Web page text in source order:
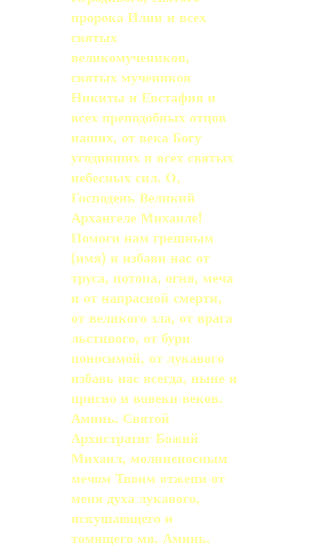
пророка Илии и всех
святых
великомучеников,
святых мучеников
Никиты и Евстафия и
всех преподобных отцов
наших, от века Богу
угодивших и всех святых
небесных сил. О,
Господень Великий
Архангеле Михаиле!
Помоги нам грешным
(имя) и избави нас от
труса, потопа, огня, меча
и от напрас­ной смерти,
от великого зла, от врага
льстивого, от бури
поносимой, от лукавого
избавь нас всегда, ныне и
присно и вовеки веков.
Аминь. Святой
Архистратиг Божий
Михаил, молниеносным
мечом Твоим отжени от
меня духа лукавого,
искушающего и
томящего мя. Аминь.